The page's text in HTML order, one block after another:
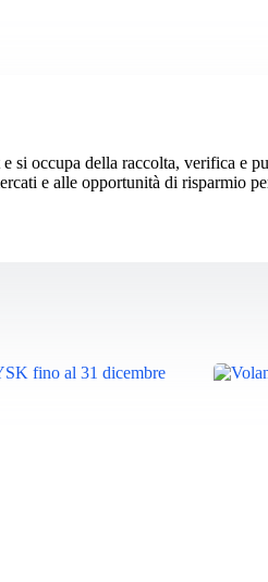
si occupa della raccolta, verifica e
e alle opportunità di risparmio